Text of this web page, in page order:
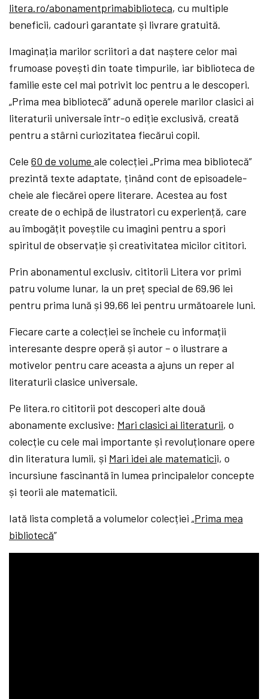
litera.ro/abonamentprimabiblioteca, cu multiple
beneficii, cadouri garantate și livrare gratuită.
Imaginația marilor scriitori a dat naștere celor mai
frumoase povești din toate timpurile, iar biblioteca de
familie este cel mai potrivit loc pentru a le descoperi.
„Prima mea bibliotecă” adună operele marilor clasici ai
literaturii universale într-o ediție exclusivă, creată
pentru a stârni curiozitatea fiecărui copil.
Cele60 de volumeale colecției „Prima mea bibliotecă”
prezintă texte adaptate, ținând cont de episoadele-
cheie ale fiecărei opere literare. Acestea au fost
create de o echipă de ilustratori cu experiență, care
au îmbogățit poveștile cu imagini pentru a spori
spiritul de observație și creativitatea micilor cititori.
Prin abonamentul exclusiv, cititorii Litera vor primi
patru volume lunar, la un preț special de 69,96 lei
pentru prima lună și 99,66 lei pentru următoarele luni.
Fiecare carte a colecției se încheie cu informații
interesante despre operă și autor – o ilustrare a
motivelor pentru care aceasta a ajuns un reper al
literaturii clasice universale.
Pe litera.ro cititorii pot descoperi alte două
abonamente exclusive: Mari clasici ai literaturii, o
colecție cu cele mai importante și revoluționare opere
din literatura lumii, și Mari idei ale matematicii, o
incursiune fascinantă în lumea principalelor concepte
și teorii ale matematicii.
Iată lista completă a volumelor colecției „Prima mea
bibliotecă”